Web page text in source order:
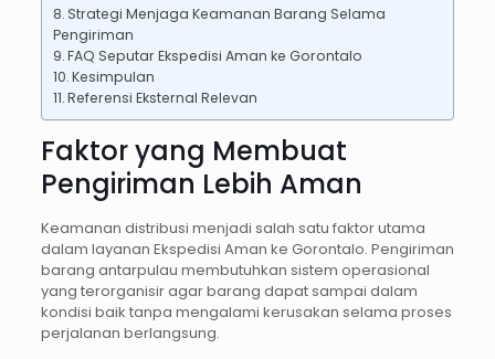
Strategi Menjaga Keamanan Barang Selama
Pengiriman
FAQ Seputar Ekspedisi Aman ke Gorontalo
Kesimpulan
Referensi Eksternal Relevan
Faktor yang Membuat
Pengiriman Lebih Aman
Keamanan distribusi menjadi salah satu faktor utama
dalam layanan Ekspedisi Aman ke Gorontalo. Pengiriman
barang antarpulau membutuhkan sistem operasional
yang terorganisir agar barang dapat sampai dalam
kondisi baik tanpa mengalami kerusakan selama proses
perjalanan berlangsung.